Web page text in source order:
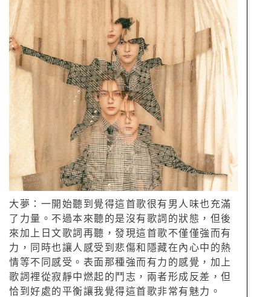
大夢：一開始聽到覺得這首歌很有男人味也充滿
了力量。不過本來聽的是沒有歌詞的狀態，但後
來加上日文歌詞再聽，發現這首歌不僅僅強而有
力，同時也讓人感受到悲傷和隱藏在內心中的熱
情等不同感受。表面那種強而有力的感覺，加上
歌詞裡從寂靜中燃起的鬥志，兩者形成反差，但
恰到好處的平衡讓我覺得這首歌非常有魅力。